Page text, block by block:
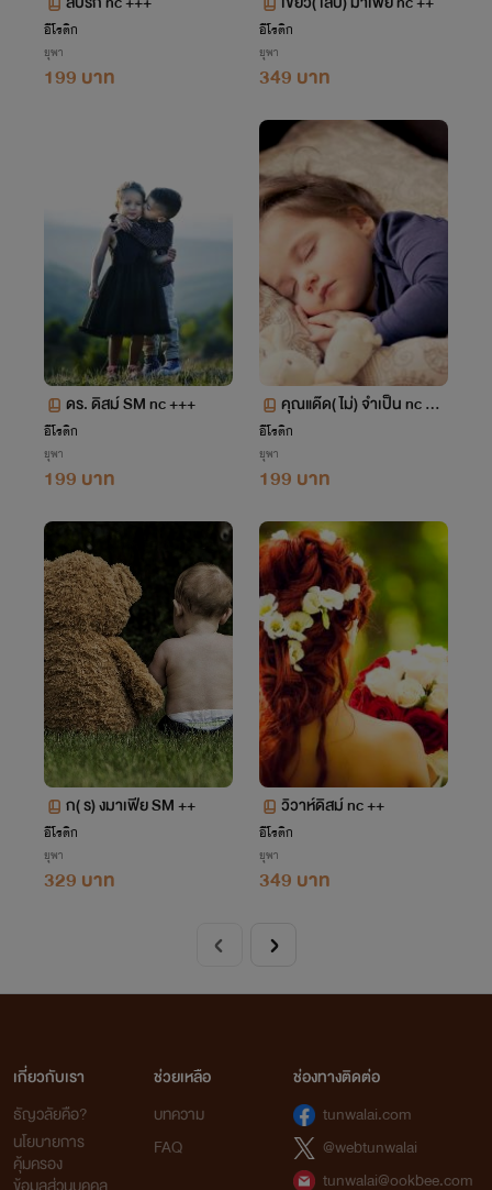
อีโรติก
ยุพา
199 บาท
อีโรติก
ยุพา
349 บาท
ดร. ดิสม์ SM nc +++
อีโรติก
ยุพา
199 บาท
คุณแด๊ด( ไม่) จำเป็น nc ++
+
อีโรติก
ยุพา
199 บาท
ก( ร) งมาเฟีย SM ++
อีโรติก
ยุพา
329 บาท
วิวาห์ดิสม์ nc ++
อีโรติก
ยุพา
349 บาท
เกี่ยวกับเรา
ธัญวลัยคือ?
นโยบายการ
คุ้มครอง
ช่วยเหลือ
บทความ
FAQ
ช่องทางติดต่อ
tunwalai.com
@webtunwalai
tunwalai@ookbee.com